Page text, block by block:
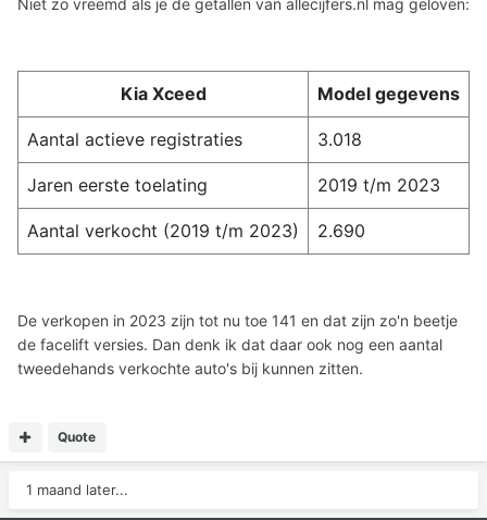
Kia Xceed Model gegevens
Aantal actieve registraties 3.018
Jaren eerste toelating 2019 t/m 2023
Aantal verkocht (2019 t/m 2023) 2.690
De verkopen in 2023 zijn tot nu toe 141 en dat zijn zo'n beetje
de facelift versies. Dan denk ik dat daar ook nog een aantal
tweedehands verkochte auto's bij kunnen zitten.
Quote
1 maand later...